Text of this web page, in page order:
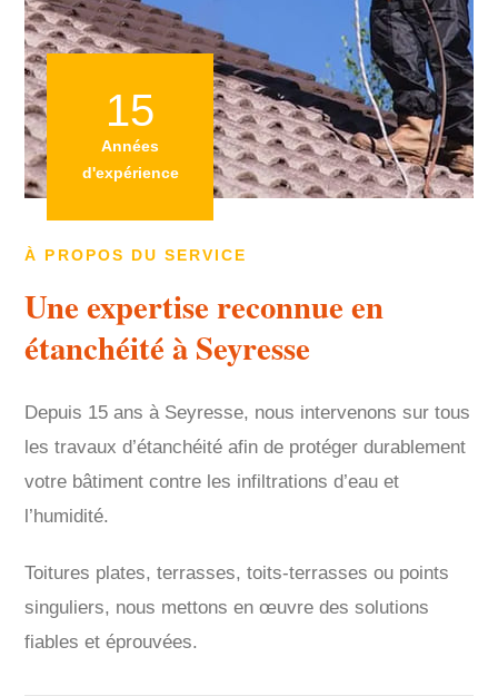
À PROPOS DU SERVICE
Une expertise reconnue en
étanchéité à Seyresse
Depuis 15 ans à Seyresse, nous intervenons sur tous
les travaux d’étanchéité afin de protéger durablement
votre bâtiment contre les infiltrations d’eau et
l’humidité.
Toitures plates, terrasses, toits-terrasses ou points
singuliers, nous mettons en œuvre des solutions
fiables et éprouvées.
15
Années
d'expérience